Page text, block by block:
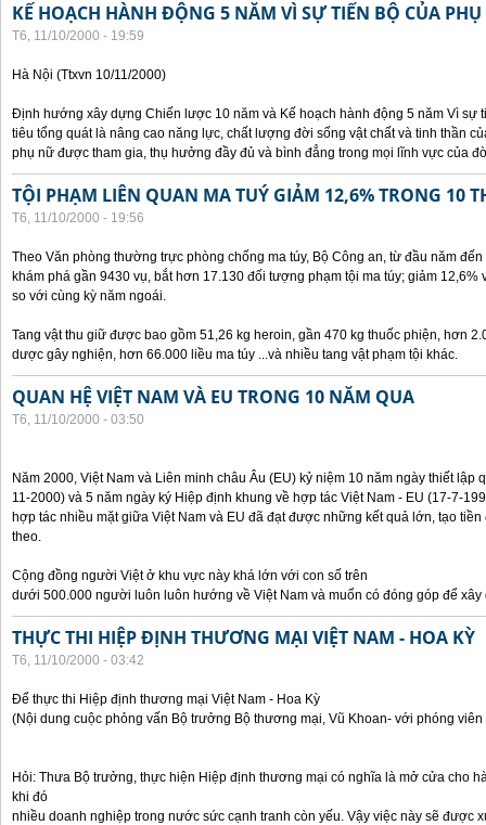
KẾ HOẠCH HÀNH ĐỘNG 5 NĂM VÌ SỰ TIẾN BỘ CỦA
T6, 11/10/2000 - 19:59
Hà Nội (Ttxvn 10/11/2000)
Định hướng xây dựng Chiến lược 10 năm và Kế hoạch hành động 5 năm Vì sự
tiêu tổng quát là nâng cao năng lực, chất lượng đời sống vật chất và tinh thần
phụ nữ được tham gia, thụ hưởng đầy đủ và bình đẳng trong mọi lĩnh vực của
TỘI PHẠM LIÊN QUAN MA TUÝ GIẢM 12,6% TRONG 10
T6, 11/10/2000 - 19:56
Theo Văn phòng thường trực phòng chống ma túy, Bộ Công an, từ đầu năm
khám phá gần 9430 vụ, bắt hơn 17.130 đối tượng phạm tội ma túy; giảm 12,6%
so với cùng kỳ năm ngoái.
Tang vật thu giữ được bao gồm 51,26 kg heroin, gần 470 kg thuốc phiện, hơn
dược gây nghiện, hơn 66.000 liều ma túy ...và nhiều tang vật phạm tội khác.
QUAN HỆ VIỆT NAM VÀ EU TRONG 10 NĂM QUA
T6, 11/10/2000 - 03:50
Năm 2000, Việt Nam và Liên minh châu Âu (EU) kỷ niệm 10 năm ngày thiết lập
11-2000) và 5 năm ngày ký Hiệp định khung về hợp tác Việt Nam - EU (17-7-
hợp tác nhiều mặt giữa Việt Nam và EU đã đạt được những kết quả lớn, tạo
theo.
Cộng đồng người Việt ở khu vực này khá lớn với con số trên
dưới 500.000 người luôn luôn hướng về Việt Nam và muốn có đóng góp để
THỰC THI HIỆP ĐỊNH THƯƠNG MẠI VIỆT NAM - HOA KỲ
T6, 11/10/2000 - 03:42
Để thực thi Hiệp định thương mại Việt Nam - Hoa Kỳ
(Nội dung cuộc phỏng vấn Bộ trưởng Bộ thương mại, Vũ Khoan- với phóng
Hỏi: Thưa Bộ trưởng, thực hiện Hiệp định thương mại có nghĩa là mở cửa cho
khi đó
nhiều doanh nghiệp trong nước sức cạnh tranh còn yếu. Vậy việc này sẽ được